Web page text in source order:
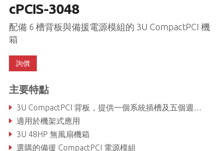
cPCIS-3048
配備 6 槽背板與備援電源模組的 3U CompactPCI 機
箱
詢價
主要特點
3U CompactPCI 背板，提供一個系統插槽及五個週邊插槽
適用於機架式應用
3U 48HP 無風扇機箱
選購的備援 CompactPCI 電源模組